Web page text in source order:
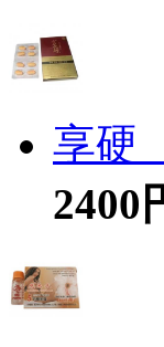
享硬
2400